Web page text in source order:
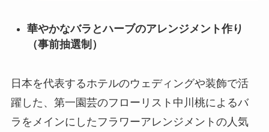
華やかなバラとハーブのアレンジメント作り
（事前抽選制）
日本を代表するホテルのウェディングや装飾で活
躍した、第一園芸のフローリスト中川桃によるバ
ラをメインにしたフラワーアレンジメントの人気